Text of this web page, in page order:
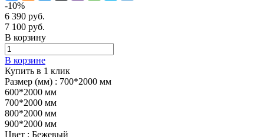
-10%
6 390 руб.
7 100 руб.
В корзину
В корзине
Купить в 1 клик
Размер (мм) : 700*2000 мм
600*2000 мм
700*2000 мм
800*2000 мм
900*2000 мм
Цвет : Бежевый